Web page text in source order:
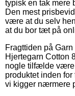
typisk en tak mere
Den mest
være at du selv
at du bor tæt på
Fragttiden på
Hjertegarn Cotton
nogle tilfælde være
produktet inden
vi kigger nærmere